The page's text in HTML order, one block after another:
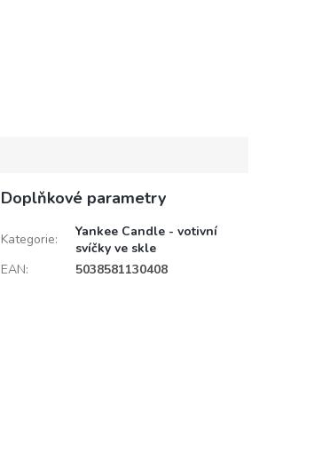
Doplňkové parametry
Kategorie:
Yankee Candle - votivní
svíčky ve skle
EAN: 5038581130408